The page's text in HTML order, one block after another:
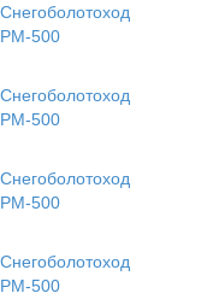
Снегоболотоход
РМ-500
Снегоболотоход
РМ-500
Снегоболотоход
РМ-500
Снегоболотоход
РМ-500